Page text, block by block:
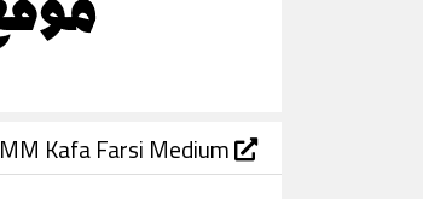
MM Kafa Farsi Medium